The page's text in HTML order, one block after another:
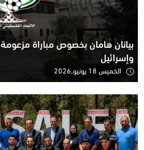
بيانان هامان بخصوص مباراة مزعومة
وإسرائيل
الخميس 18 يونيو,2026